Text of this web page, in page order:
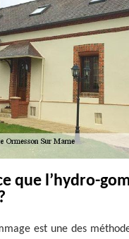
que l’hydro-
est une des